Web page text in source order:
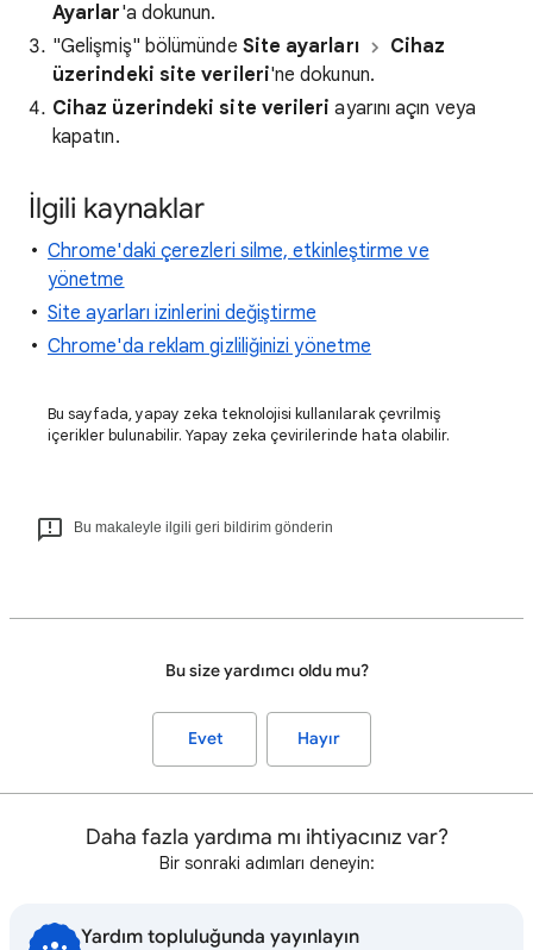
Ayarlar'a dokunun.
"Gelişmiş" bölümünde Site ayarları
Cihaz
üzerindeki site verileri'ne dokunun.
Cihaz üzerindeki site verileri ayarını açın veya
kapatın.
İlgili kaynaklar
Chrome'daki çerezleri silme, etkinleştirme ve
yönetme
Site ayarları izinlerini değiştirme
Chrome'da reklam gizliliğinizi yönetme
Bu sayfada, yapay zeka teknolojisi kullanılarak çevrilmiş
içerikler bulunabilir. Yapay zeka çevirilerinde hata olabilir.
Bu makaleyle ilgili geri bildirim gönderin
Bu size yardımcı oldu mu?
Evet Hayır
Daha fazla yardıma mı ihtiyacınız var?
Bir sonraki adımları deneyin:
Yardım topluluğunda yayınlayın